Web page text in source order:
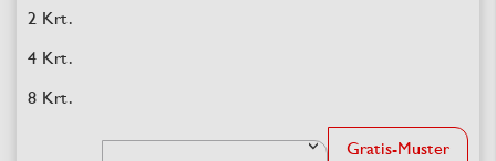
Gratis-Muster